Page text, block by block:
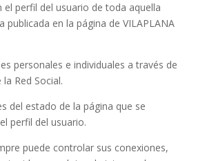
el perfil del usuario de toda aquella
publicada en la página de VILAPLANA
personales e individuales a través de
Red Social.
del estado de la página que se
perfil del usuario.
puede controlar sus conexiones,